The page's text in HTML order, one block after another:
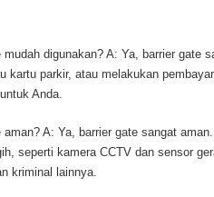
digunakan? A: Ya, barrier gate
kartu parkir, atau melakukan
Anda.
aman? A: Ya, barrier gate sangat
seperti kamera CCTV dan sensor
kriminal lainnya.